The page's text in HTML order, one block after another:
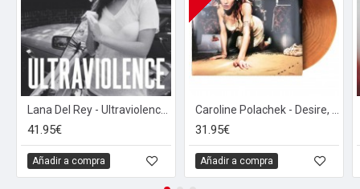
41.95€
Añadir a compra
31.95€
Añadir a compra